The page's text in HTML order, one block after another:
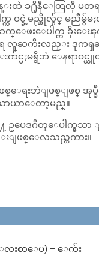
န္းထဲ ခ႐ိုနီေတြလို မတ
က ဝင္ခဲ့မည္ဆိုလွ်င္ မညီမွ်
ေဖးေပါက္က ခိုးေ
လူႀကီးလည္း ဒုကၡ
မ္းက်င္မႈမရွိဘဲ ေနရ
စ္ေရးဘဲျဖစ္ျဖစ္ အု
ာယာေတာ့မည္။
ပေဒဂိတ္ေပါက္မွသာ
ျဖစ္ေလသည္တကား။
လးစာေပ) – ေက်း